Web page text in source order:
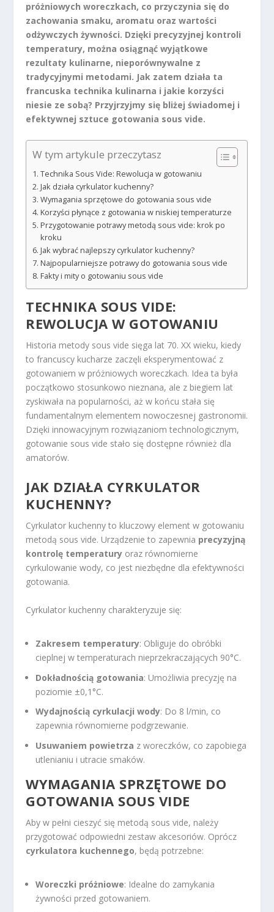
próżniowych woreczkach, co przyczynia się do
zachowania smaku, aromatu oraz wartości
odżywczych żywności. Dzięki precyzyjnej kontroli
temperatury, można osiągnąć wyjątkowe
rezultaty kulinarne, nieporównywalne z
tradycyjnymi metodami. Jak zatem działa ta
francuska technika kulinarna i jakie korzyści
niesie ze sobą? Przyjrzyjmy się bliżej świadomej i
efektywnej sztuce gotowania sous vide.
W tym artykule przeczytasz
Technika Sous Vide: Rewolucja w gotowaniu
Jak działa cyrkulator kuchenny?
Wymagania sprzętowe do gotowania sous vide
Korzyści płynące z gotowania w niskiej temperaturze
Przygotowanie potrawy metodą sous vide: krok po
kroku
Jak wybrać najlepszy cyrkulator kuchenny?
Najpopularniejsze potrawy do gotowania sous vide
Fakty i mity o gotowaniu sous vide
TECHNIKA SOUS VIDE:
REWOLUCJA W GOTOWANIU
Historia metody sous vide sięga lat 70. XX wieku, kiedy
to francuscy kucharze zaczęli eksperymentować z
gotowaniem w próżniowych woreczkach. Idea ta była
początkowo stosunkowo nieznana, ale z biegiem lat
zyskiwała na popularności, aż w końcu stała się
fundamentalnym elementem nowoczesnej gastronomii.
Dzięki innowacyjnym rozwiązaniom technologicznym,
gotowanie sous vide stało się dostępne również dla
amatorów.
JAK DZIAŁA CYRKULATOR
KUCHENNY?
Cyrkulator kuchenny to kluczowy element w gotowaniu
metodą sous vide. Urządzenie to zapewnia precyzyjną
kontrolę temperatury oraz równomierne
cyrkulowanie wody, co jest niezbędne dla efektywności
gotowania.
Cyrkulator kuchenny charakteryzuje się:
Zakresem temperatury: Obliguje do obróbki
cieplnej w temperaturach nieprzekraczających 90°C.
Dokładnością gotowania: Umożliwia precyzję na
poziomie ±0,1°C.
Wydajnością cyrkulacji wody: Do 8 l/min, co
zapewnia równomierne podgrzewanie.
Usuwaniem powietrza z woreczków, co zapobiega
utlenianiu i utracie smaków.
WYMAGANIA SPRZĘTOWE DO
GOTOWANIA SOUS VIDE
Aby w pełni cieszyć się metodą sous vide, należy
przygotować odpowiedni zestaw akcesoriów. Oprócz
cyrkulatora kuchennego, będą potrzebne:
Woreczki próżniowe: Idealne do zamykania
żywności przed gotowaniem.